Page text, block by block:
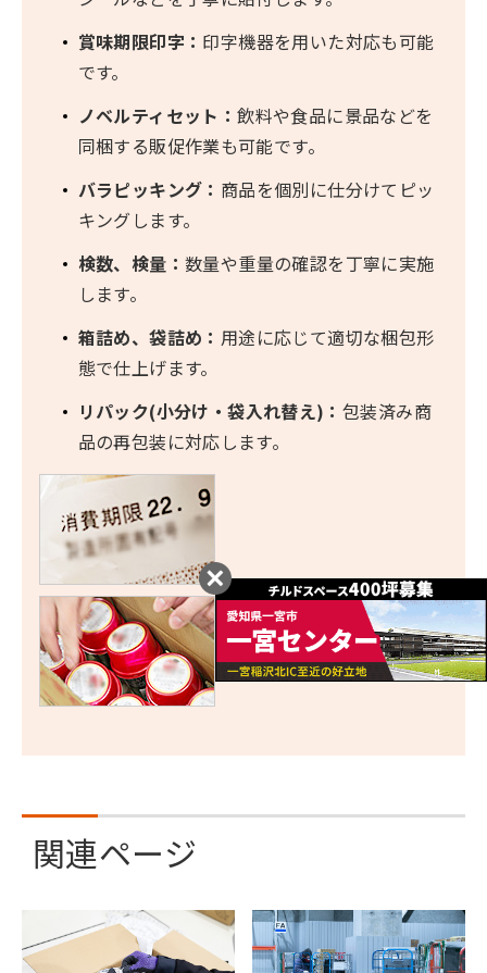
賞味期限印字： 印字機器を用いた対応も可能
です。
ノベルティセット：飲料や食品に景品などを
同梱する販促作業も可能です。
バラピッキング： 商品を個別に仕分けてピッ
キングします。
検数、検量： 数量や重量の確認を丁寧に実施
します。
箱詰め、袋詰め： 用途に応じて適切な梱包形
態で仕上げます。
リパック(小分け・袋入れ替え)： 包装済み商
品の再包装に対応します。
関連ページ